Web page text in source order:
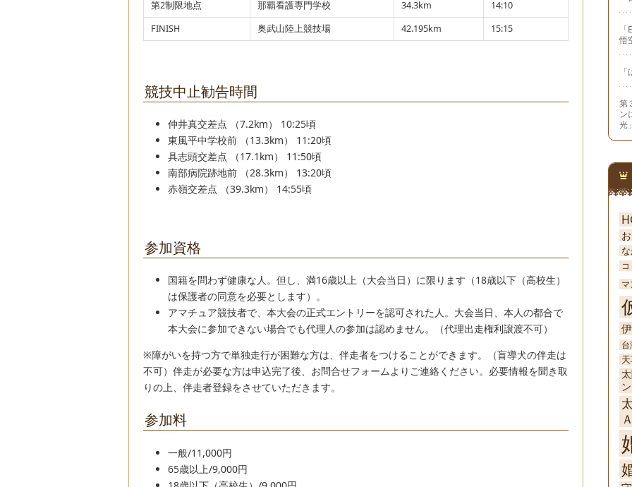
第2制限地点
那覇看護専門学校 34.3km
14:10
FINISH
奥武山陸上競技場 42.195km 15:15
競技中止勧告時間
仲井真交差点 （7.2km） 10:25頃
東風平中学校前
（13.3km） 11:20頃
具志頭交差点
（17.1km） 11:50頃
南部病院跡地前
（28.3km） 13:20頃
赤嶺交差点
（39.3km） 14:55頃
参加資格
国籍を問わず健康な人。但し、満16歳以上（大会当日）に限ります（18歳以下（高校生）
は保護者の同意を必要とします）。
アマチュア競技者で、本大会の正式エントリーを認可された人。大会当日、本人の都合で
本大会に参加できない場合でも代理人の参加は認めません。（代理出走権利譲渡不可）
※障がいを持つ方で単独走行が困難な方は、伴走者をつけることができます。（盲導犬の伴走は
不可）伴走が必要な方は申込完了後、お問合せフォームよりご連絡ください。必要情報を聞き取
りの上、伴走者登録をさせていただきます。
参加料
一般/11,000円
65歳以上/9,000円
悟
第
ン
光」
マ
台
ン